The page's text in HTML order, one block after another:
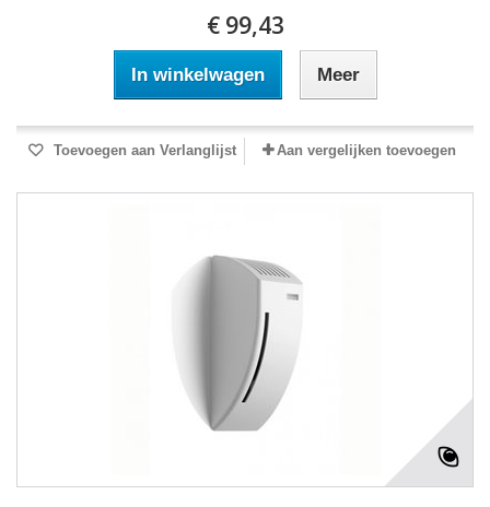
€ 99,43
In winkelwagen Meer
Toevoegen aan Verlanglijst Aan vergelijken toevoegen